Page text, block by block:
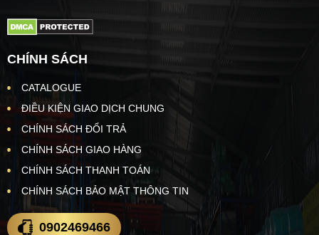
CHÍNH SÁCH
CATALOGUE
ĐIỀU KIỆN GIAO DỊCH CHUNG
CHÍNH SÁCH ĐỔI TRẢ
CHÍNH SÁCH GIAO HÀNG
CHÍNH SÁCH THANH TOÁN
CHÍNH SÁCH BẢO MẬT THÔNG TIN
0902469466